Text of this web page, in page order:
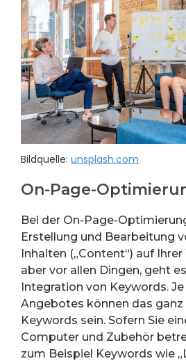
Bildquelle: unsplash.com
On-Page-
Bei der On-Page-
Erstellung und Bearbeitung
Inhalten („Content“) auf
aber vor allen Dingen, geht
Integration von Keywords.
Angebotes können das
Keywords sein. Sofern Sie
Computer und Zubehör
zum Beispiel Keywords wie